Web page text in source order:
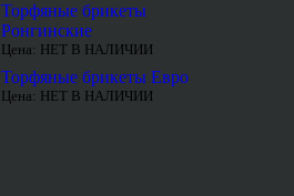
Торфяные брикеты
Ронгинские
Цена: НЕТ В НАЛИЧИИ
Торфяные брикеты Евро
Цена: НЕТ В НАЛИЧИИ